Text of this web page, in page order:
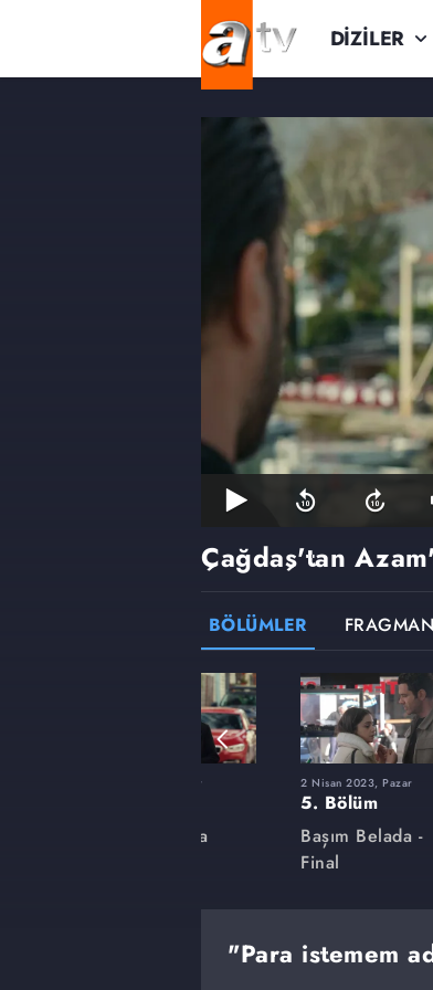
DİZİLER
Çağdaş'tan
BÖLÜMLER FRAGMAN
5 Mart 2023, Pazar
Başım Belada
2 Nisan 2023, Pazar
5. Bölüm
Başım Belada -
Final
"Para istemem